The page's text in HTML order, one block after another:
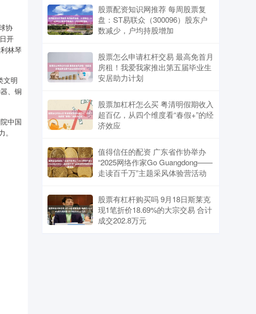
协
开
林琴
文明
、铜
中国
股票配资知识网推荐 每周股票复
盘：ST易联众（300096）股东户
数减少，户均持股增加
股票怎么申请杠杆交易 最高免首月
房租！我爱我家推出第五届毕业生
安居助力计划
股票加杠杆怎么买 粤清明假期收入
超百亿，从四个维度看“春假+”的经
济效应
值得信任的配资 广东省作协举办
“2025网络作家Go Guangdong——
走读百千万”主题采风体验营活动
股票有杠杆购买吗 9月18日斯莱克
现1笔折价18.69%的大宗交易 合计
成交202.8万元